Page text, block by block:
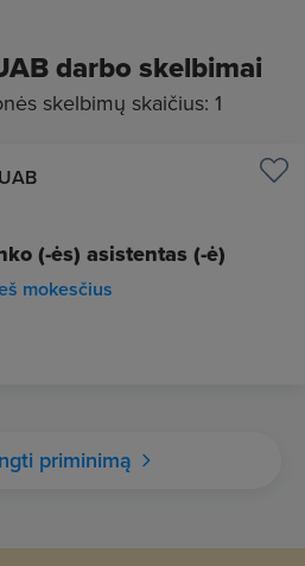
darbo skelbimai
skelbimų skaičius: 1
(-ės) asistentas (-ė)
mokesčius
priminimą